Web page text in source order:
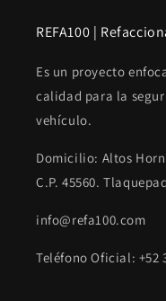
REFA100 |
Es un proyecto
calidad para la
vehículo.
Domicilio: Altos
C.P. 45560.
info@refa100.com
Teléfono Oficial: +52